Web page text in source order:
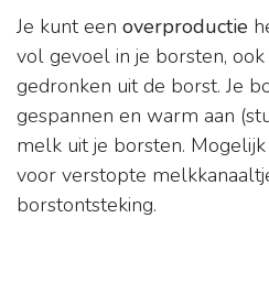
Je kunt een overproductie
vol gevoel in je borsten,
gedronken uit de borst. Je
gespannen en warm aan
melk uit je borsten.
voor verstopte
borstontsteking.